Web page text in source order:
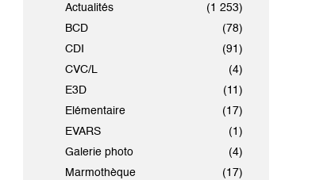
Actualités
(1 253)
BCD
(78)
CDI
(91)
CVC/L
(4)
E3D
(11)
Elémentaire
(17)
EVARS
(1)
Galerie photo
(4)
Marmothèque
(17)